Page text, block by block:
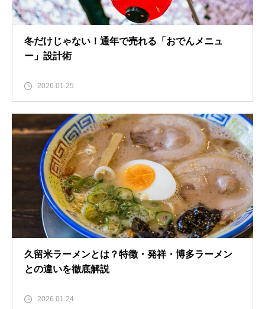
冬だけじゃない！通年で売れる「おでんメニュ
ー」設計術
2026.01.25
久留米ラーメンとは？特徴・発祥・博多ラーメン
との違いを徹底解説
2026.01.24